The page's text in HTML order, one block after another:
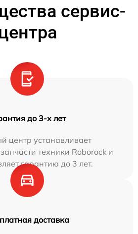
сервис-
до 3-х лет
центр устанавливает
техники Roborock и
гарантию до 3 лет.
доставка